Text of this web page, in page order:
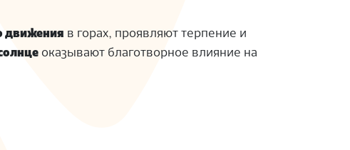
движения в горах, проявляют терпение и
оказывают благотворное влияние на